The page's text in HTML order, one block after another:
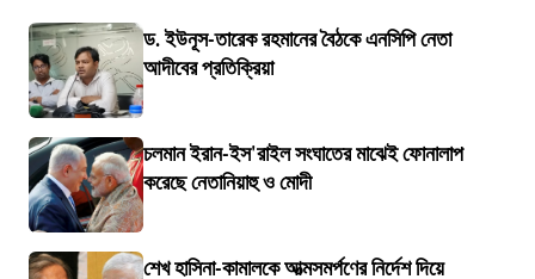
ড. ইউনূস-তারেক রহমানের বৈঠকে এনসিপি নেতা
আদীবের প্রতিক্রিয়া
চলমান ইরান-ইস'রাইল সংঘাতের মাঝেই ফোনালাপ
করেছে নেতানিয়াহু ও মোদী
শেখ হাসিনা-কামালকে আত্মসমর্পণের নির্দেশ দিয়ে